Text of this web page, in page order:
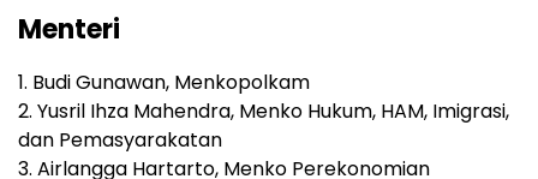
Menteri
1. Budi Gunawan, Menkopolkam
2. Yusril Ihza Mahendra, Menko Hukum, HAM, Imigrasi,
dan Pemasyarakatan
3. Airlangga Hartarto, Menko Perekonomian